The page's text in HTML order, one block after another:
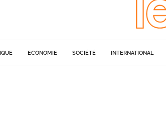
ECONOMIE SOCIÉTÉ INTERNATIONAL